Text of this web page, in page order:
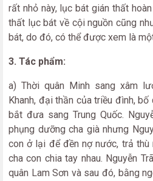
rất nhỏ này, lục bát gián thất
thất lục bát về cội nguồn cũng
bát, do đó, có thể được xem là
3. Tác phẩm:
a) Thời quân Minh sang xâm
Khanh, đại thần của triều đình, bố
bắt đưa sang Trung Quốc.
phụng dưỡng cha già nhưng
con ở lại để đền nợ nước, trả thù
cha con chia tay nhau. Nguyễn
quân Lam Sơn và sau đó, bằng